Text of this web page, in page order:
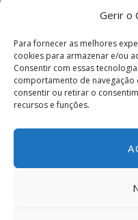
Gerir o
Para fornecer as melhores
cookies para armazenar e/ou
Consentir com essas
comportamento de navegação
consentir ou retirar o
recursos e funções.